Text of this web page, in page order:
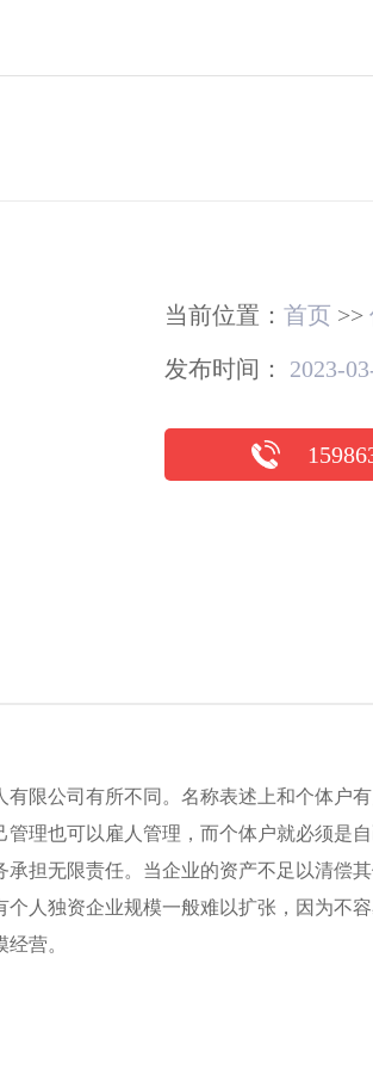
当前位置： 首页 >>
发布时间： 2023-
公司有所不同。名称表述上和个体户
理也可以雇人管理，而个体户就必须是
担无限责任。当企业的资产不足以清偿
人独资企业规模一般难以扩张，因为不
营。